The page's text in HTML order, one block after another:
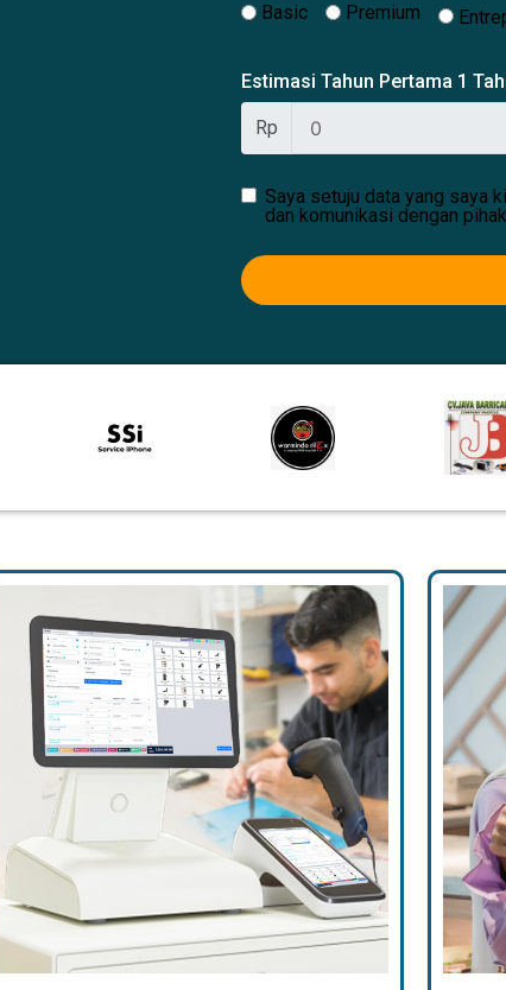
Basic
Premium
Estimasi Tahun Pertama 1
Rp
Saya setuju data yang saya
dan komunikasi dengan